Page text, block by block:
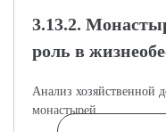
3.13.2.
роль в
Анализ хозяйственной
монастырей.